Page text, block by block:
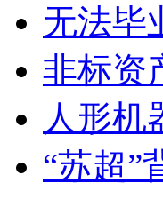
无法毕
非标资
人形机
“苏超”